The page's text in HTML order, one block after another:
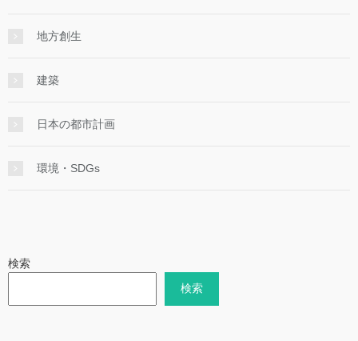
地方創生
建築
日本の都市計画
環境・SDGs
検索
検索